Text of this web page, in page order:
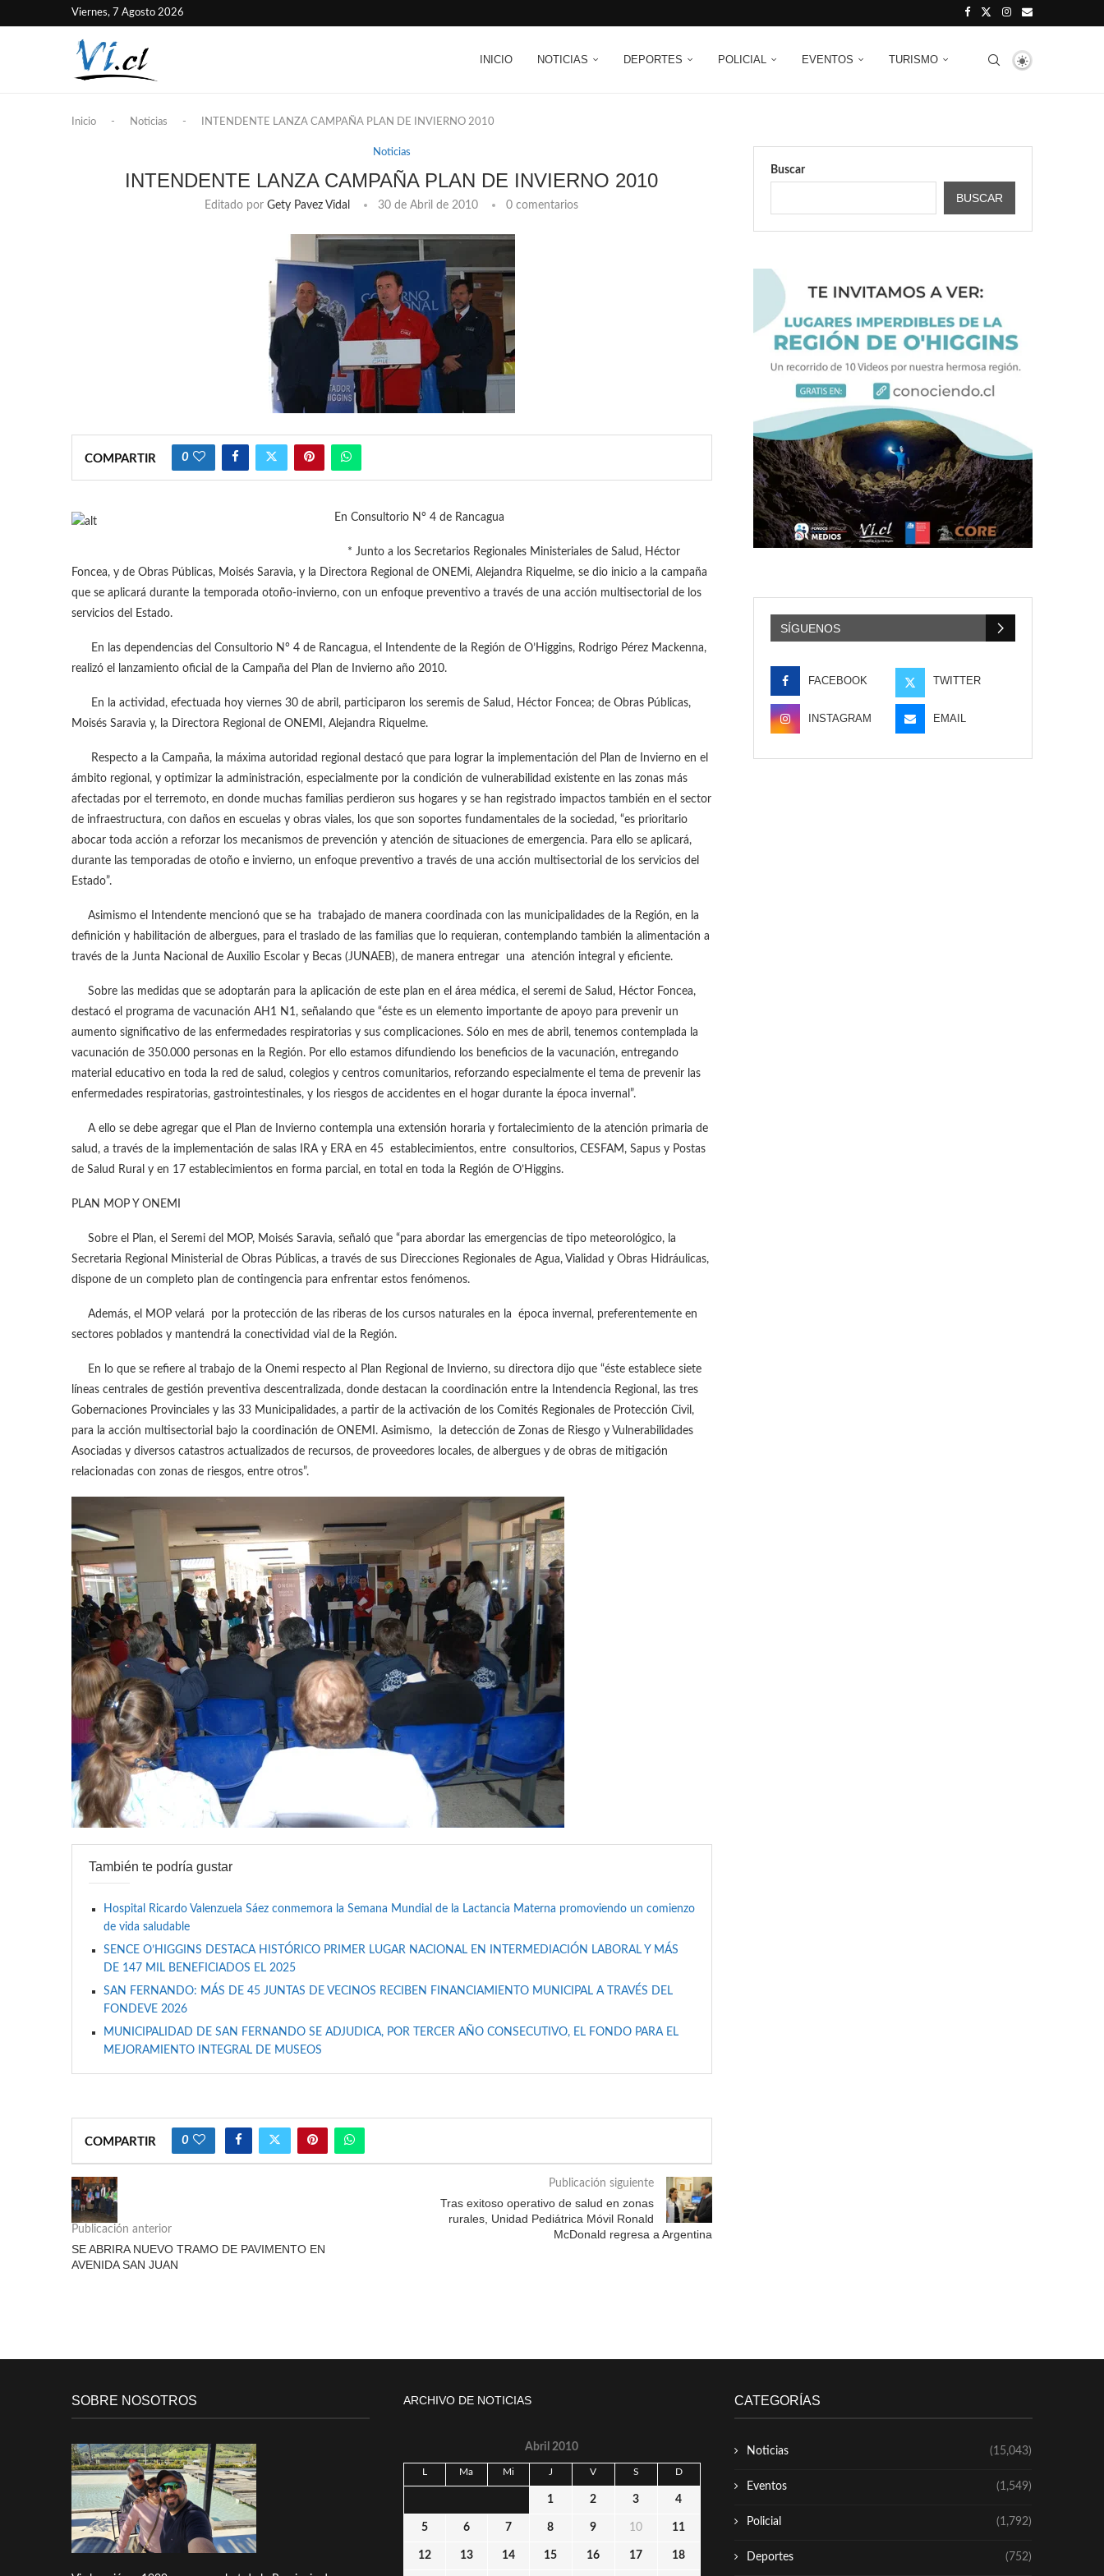
Viernes, 7 Agosto 2026
INICIO NOTICIAS DEPORTES POLICIAL EVENTOS TURISMO
Inicio - Noticias - INTENDENTE LANZA CAMPAÑA PLAN DE INVIERNO 2010
Noticias
INTENDENTE LANZA CAMPAÑA PLAN DE INVIERNO 2010
Editado porGety Pavez Vidal 30 de Abril de 2010 0 comentarios
COMPARTIR 0
En Consultorio N° 4 de Rancagua
* Junto a los Secretarios Regionales Ministeriales de Salud, Héctor
Foncea, y de Obras Públicas, Moisés Saravia, y la Directora Regional de ONEMi, Alejandra Riquelme, se dio inicio a la campaña
que se aplicará durante la temporada otoño-invierno, con un enfoque preventivo a través de una acción multisectorial de los
servicios del Estado.
En las dependencias del Consultorio N° 4 de Rancagua, el Intendente de la Región de O’Higgins, Rodrigo Pérez Mackenna,
realizó el lanzamiento oficial de la Campaña del Plan de Invierno año 2010.
En la actividad, efectuada hoy viernes 30 de abril, participaron los seremis de Salud, Héctor Foncea; de Obras Públicas,
Moisés Saravia y, la Directora Regional de ONEMI, Alejandra Riquelme.
Respecto a la Campaña, la máxima autoridad regional destacó que para lograr la implementación del Plan de Invierno en el
ámbito regional, y optimizar la administración, especialmente por la condición de vulnerabilidad existente en las zonas más
afectadas por el terremoto, en donde muchas familias perdieron sus hogares y se han registrado impactos también en el sector
de infraestructura, con daños en escuelas y obras viales, los que son soportes fundamentales de la sociedad, “es prioritario
abocar toda acción a reforzar los mecanismos de prevención y atención de situaciones de emergencia. Para ello se aplicará,
durante las temporadas de otoño e invierno, un enfoque preventivo a través de una acción multisectorial de los servicios del
Estado”.
Asimismo el Intendente mencionó que se ha trabajado de manera coordinada con las municipalidades de la Región, en la
definición y habilitación de albergues, para el traslado de las familias que lo requieran, contemplando también la alimentación a
través de la Junta Nacional de Auxilio Escolar y Becas (JUNAEB), de manera entregar una atención integral y eficiente.
Sobre las medidas que se adoptarán para la aplicación de este plan en el área médica, el seremi de Salud, Héctor Foncea,
destacó el programa de vacunación AH1 N1, señalando que “éste es un elemento importante de apoyo para prevenir un
aumento significativo de las enfermedades respiratorias y sus complicaciones. Sólo en mes de abril, tenemos contemplada la
vacunación de 350.000 personas en la Región. Por ello estamos difundiendo los beneficios de la vacunación, entregando
material educativo en toda la red de salud, colegios y centros comunitarios, reforzando especialmente el tema de prevenir las
enfermedades respiratorias, gastrointestinales, y los riesgos de accidentes en el hogar durante la época invernal”.
A ello se debe agregar que el Plan de Invierno contempla una extensión horaria y fortalecimiento de la atención primaria de
salud, a través de la implementación de salas IRA y ERA en 45 establecimientos, entre consultorios, CESFAM, Sapus y Postas
de Salud Rural y en 17 establecimientos en forma parcial, en total en toda la Región de O’Higgins.
PLAN MOP Y ONEMI
Sobre el Plan, el Seremi del MOP, Moisés Saravia, señaló que “para abordar las emergencias de tipo meteorológico, la
Secretaria Regional Ministerial de Obras Públicas, a través de sus Direcciones Regionales de Agua, Vialidad y Obras Hidráulicas,
dispone de un completo plan de contingencia para enfrentar estos fenómenos.
Además, el MOP velará por la protección de las riberas de los cursos naturales en la época invernal, preferentemente en
sectores poblados y mantendrá la conectividad vial de la Región.
En lo que se refiere al trabajo de la Onemi respecto al Plan Regional de Invierno, su directora dijo que “éste establece siete
líneas centrales de gestión preventiva descentralizada, donde destacan la coordinación entre la Intendencia Regional, las tres
Gobernaciones Provinciales y las 33 Municipalidades, a partir de la activación de los Comités Regionales de Protección Civil,
para la acción multisectorial bajo la coordinación de ONEMI. Asimismo, la detección de Zonas de Riesgo y Vulnerabilidades
Asociadas y diversos catastros actualizados de recursos, de proveedores locales, de albergues y de obras de mitigación
relacionadas con zonas de riesgos, entre otros”.
También te podría gustar
Hospital Ricardo Valenzuela Sáez conmemora la Semana Mundial de la Lactancia Materna promoviendo un comienzo
de vida saludable
SENCE O’HIGGINS DESTACA HISTÓRICO PRIMER LUGAR NACIONAL EN INTERMEDIACIÓN LABORAL Y MÁS
DE 147 MIL BENEFICIADOS EL 2025
SAN FERNANDO: MÁS DE 45 JUNTAS DE VECINOS RECIBEN FINANCIAMIENTO MUNICIPAL A TRAVÉS DEL
FONDEVE 2026
MUNICIPALIDAD DE SAN FERNANDO SE ADJUDICA, POR TERCER AÑO CONSECUTIVO, EL FONDO PARA EL
MEJORAMIENTO INTEGRAL DE MUSEOS
COMPARTIR 0
Publicación anterior
SE ABRIRA NUEVO TRAMO DE PAVIMENTO EN
AVENIDA SAN JUAN
Publicación siguiente
Tras exitoso operativo de salud en zonas
rurales, Unidad Pediátrica Móvil Ronald
McDonald regresa a Argentina
Buscar
BUSCAR
SÍGUENOS
FACEBOOK TWITTER
INSTAGRAM EMAIL
SOBRE NOSOTROS ARCHIVO DE NOTICIAS
Abril 2010
L Ma Mi J V S D
1 2 3 4
5 6 7 8 9 10 11
12 13 14 15 16 17 18
CATEGORÍAS
Noticias (15,043)
Eventos (1,549)
Policial (1,792)
Deportes (752)